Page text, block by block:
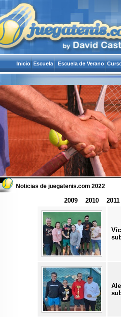
Inicio Escuela Escuela de Verano
Noticias de juegatenis.com 2022
2009 2010 2011